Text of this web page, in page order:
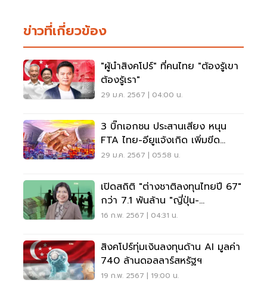
ข่าวที่เกี่ยวข้อง
"ผู้นำสิงคโปร์" ที่คนไทย "ต้องรู้เขา
ต้องรู้เรา"
29 ม.ค. 2567 | 04:00 น.
3 บิ๊กเอกชน ประสานเสียง หนุน
FTA ไทย-อียูแจ้งเกิด เพิ่มขีด
แข่งขันประเทศ
29 ม.ค. 2567 | 05:58 น.
เปิดสถิติ "ต่างชาติลงทุนไทยปี 67"
กว่า 7.1 พันล้าน "ญี่ปุ่น-
สิงคโปร์"แชมป์
16 ก.พ. 2567 | 04:31 น.
สิงคโปร์ทุ่มเงินลงทุนด้าน AI มูลค่า
740 ล้านดอลลาร์สหรัฐฯ
19 ก.พ. 2567 | 19:00 น.